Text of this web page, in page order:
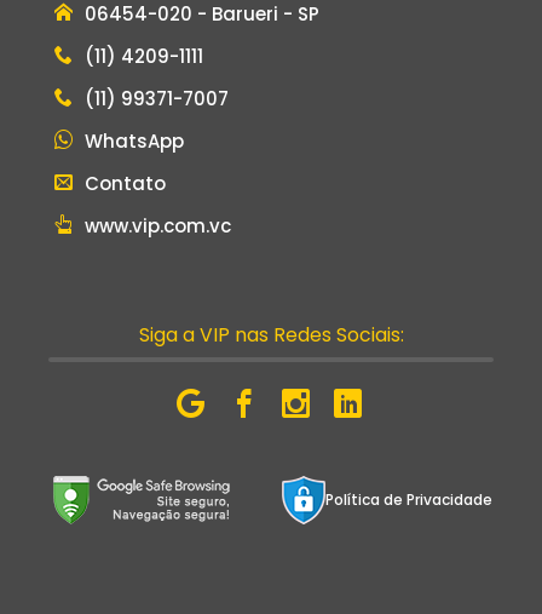
06454-020 - Barueri - SP
(11) 4209-1111
(11) 99371-7007
WhatsApp
Contato
www.vip.com.vc
Siga a VIP nas Redes Sociais:
Política de Privacidade